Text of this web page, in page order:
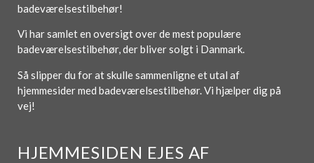
badeværelsestilbehør!
Vi har samlet en oversigt over de mest populære
badeværelsestilbehør, der bliver solgt i Danmark.
Så slipper du for at skulle sammenligne et utal af
hjemmesider med badeværelsestilbehør. Vi hjælper dig på
vej!
HJEMMESIDEN EJES AF